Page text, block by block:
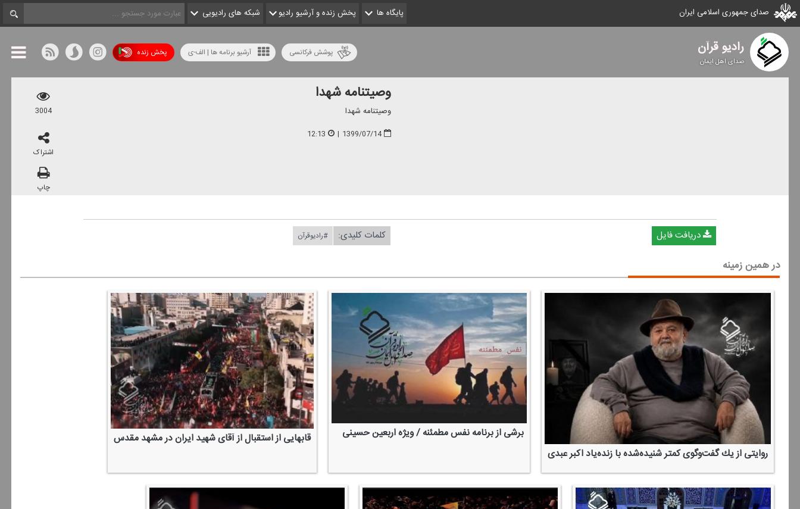
صدای جمهوری اسلامی ایران پایگاه ها پخش زنده و آرشیو رادیو شبکه های رادیویی
رادیو قرآن
صدای اهل ایمان
پخش زنده آرشیو برنامه ها | الف-ی پوشش فرکانسی
وصیتنامه شهدا
وصیتنامه شهدا
1399/07/14
|
12:13
3004
اشتراک
چاپ
دریافت فایل کلمات کلیدی: #رادیوقرآن
در همین زمینه
روایتی از یك گفت‌وگوی كمتر شنیده‌شده با زنده‌یاد اكبر عبدی
برشی از برنامه نفس مطمئنه / ویژه اربعین حسینی قابهایی از استقبال از آقای شهید ایران در مشهد مقدس